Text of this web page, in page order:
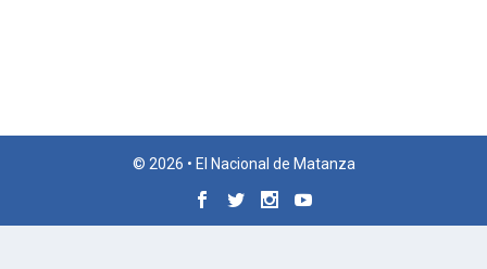
© 2026 • El Nacional de Matanza